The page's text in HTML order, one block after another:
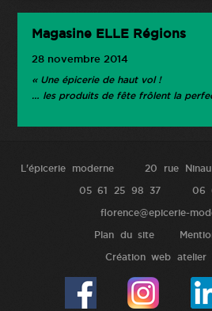
Magasine ELLE Régions
28 novembre 2014
« Une épicerie de haut vol !
… les produits de fête frôlent la
L'épicerie moderne 20 rue Ninau
05 61 25 98 37 06
florence@epicerie-
Plan du site
Création web atelier